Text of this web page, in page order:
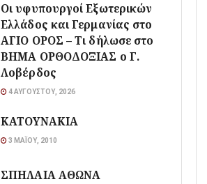
Οι υφυπουργοί Εξωτερικών
Ελλάδος και Γερμανίας στο
ΑΓΙΟ ΟΡΟΣ – Τι δήλωσε στο
ΒΗΜΑ ΟΡΘΟΔΟΞΙΑΣ ο Γ.
Λοβέρδος
4 ΑΥΓΟΎΣΤΟΥ, 2026
ΚΑΤΟΥΝΑΚΙΑ
3 ΜΑΪ́ΟΥ, 2010
ΣΠΗΛΑΙΑ ΑΘΩΝΑ